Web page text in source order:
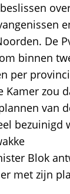
De
binnen
per
Kamer zou
van
bezuinigd
Blok
met zijn